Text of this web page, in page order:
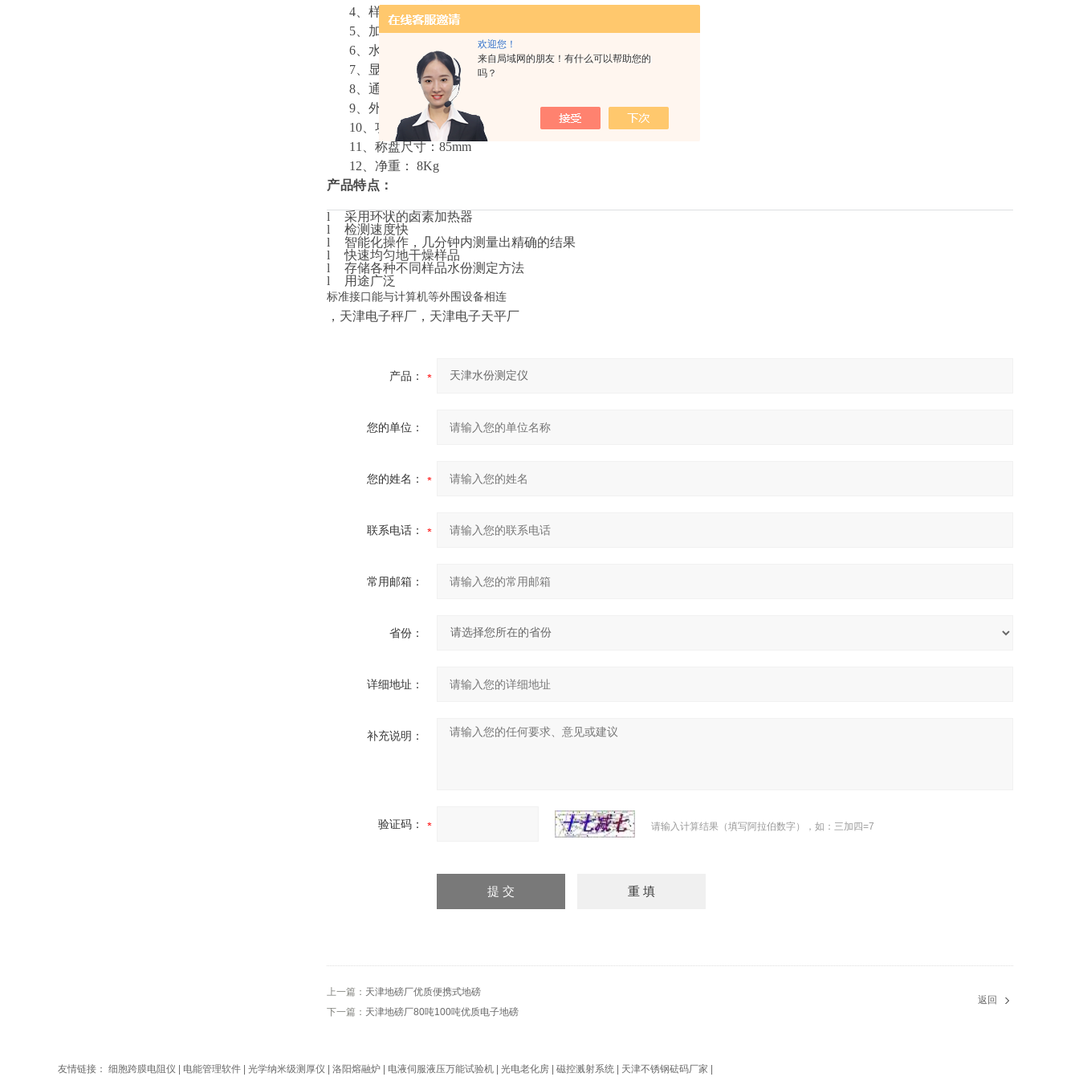
欢迎您！
来自局域网的朋友！有什么可以帮助您的
吗？
4 、样品质量：0.5-110g
5 、加热温度范围： 起始-200℃
6 、水分含量可读性：
0.01%
7 、显示参数： N种
8 、通讯接口：RS 232
9、 外型尺寸：330x200x200 mm）
10、 功耗：AC 220V 50Hz 1W
11、 称盘尺寸： 85mm
12、 净重：
8Kg
产品特点：
l
采用环状的卤素加热器
l
检测速度快
l
智能化操作，几分钟内测量出精确的结果
l
快速均匀地干燥样品
l
存储各种不同样品水份测定方法
l
用途广泛
标准接口能与计算机等外围设备相连
，天津电子秤厂，天津电子天平厂
产品：
您的单位：
您的姓名：
联系电话：
常用邮箱：
省份：
详细地址：
补充说明：
验证码： 请输入计算结果（填写阿拉伯数字），如：三加四=7
上一篇： 天津地磅厂优质便携式地磅
下一篇： 天津地磅厂80吨100吨优质电子地磅
返回
友情链接： 细胞跨膜电阻仪 电能管理软件 光学纳米级测厚仪 洛阳熔融炉 电液伺服液压万能试验机 光电老化房 磁控溅射系统 天津不锈钢砝码厂家